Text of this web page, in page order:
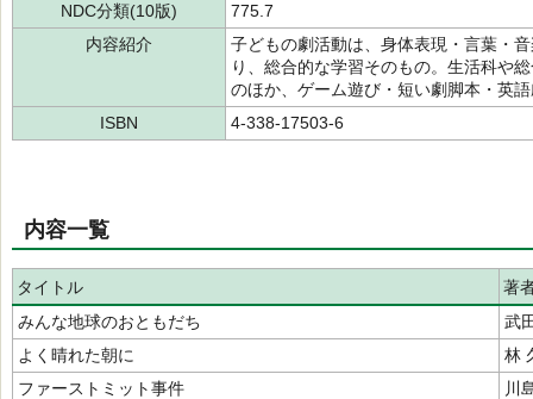
NDC分類(10版)
775.7
内容紹介
子どもの劇活動は、身体表現・言葉・
り、総合的な学習そのもの。生活科や
のほか、ゲーム遊び・短い劇脚本・英
ISBN
4-338-17503-6
内容一覧
タイトル
著
みんな地球のおともだち
武
よく晴れた朝に
林
ファーストミット事件
川